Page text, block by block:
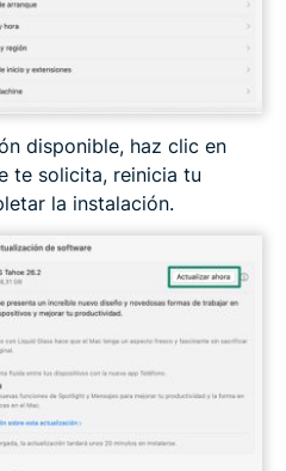
disponible, haz clic en
te solicita, reinicia tu
la instalación.